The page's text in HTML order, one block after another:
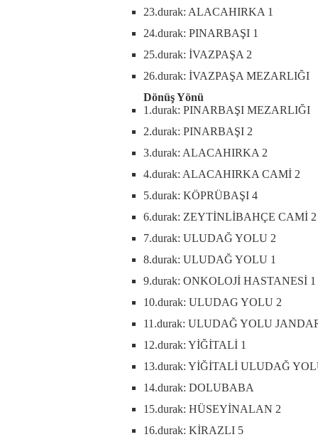
23.durak: ALACAHIRKA 1
24.durak: PINARBAŞI 1
25.durak: İVAZPAŞA 2
26.durak: İVAZPAŞA MEZARLIĞI
Dönüş Yönü
1.durak: PINARBAŞI MEZARLIĞI
2.durak: PINARBAŞI 2
3.durak: ALACAHIRKA 2
4.durak: ALACAHIRKA CAMİ 2
5.durak: KÖPRÜBAŞI 4
6.durak: ZEYTİNLİBAHÇE CAMİ 2
7.durak: ULUDAĞ YOLU 2
8.durak: ULUDAĞ YOLU 1
9.durak: ONKOLOJİ HASTANESİ 1
10.durak: ULUDAG YOLU 2
11.durak: ULUDAĞ YOLU
12.durak: YİĞİTALİ 1
13.durak: YİĞİTALİ ULUDAĞ
14.durak: DOLUBABA
15.durak: HÜSEYİNALAN 2
16.durak: KİRAZLI 5